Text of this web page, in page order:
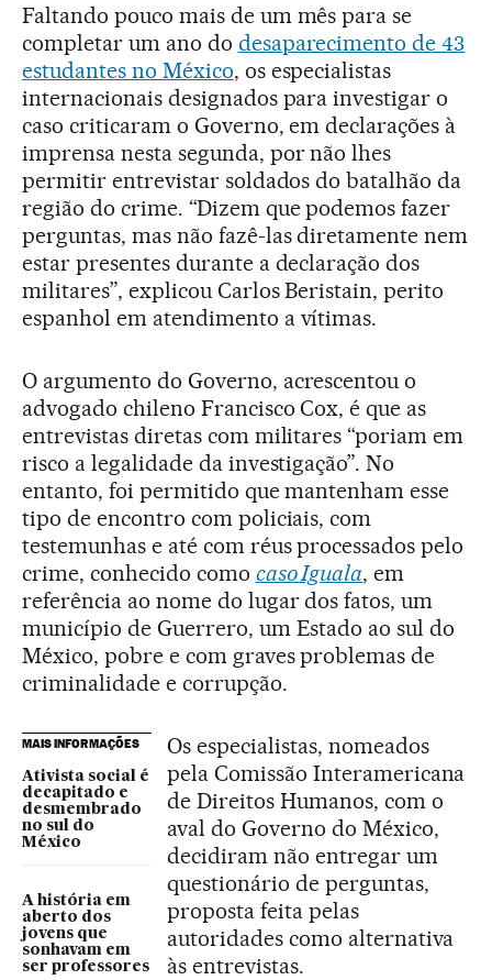
Faltando pouco mais de um mês para se
completar um ano do desaparecimento de 43
estudantes no México, os especialistas
internacionais designados para investigar o
caso criticaram o Governo, em declarações à
imprensa nesta segunda, por não lhes
permitir entrevistar soldados do batalhão da
região do crime. “Dizem que podemos fazer
perguntas, mas não fazê-las diretamente nem
estar presentes durante a declaração dos
militares”, explicou Carlos Beristain, perito
espanhol em atendimento a vítimas.
O argumento do Governo, acrescentou o
advogado chileno Francisco Cox, é que as
entrevistas diretas com militares “poriam em
risco a legalidade da investigação”. No
entanto, foi permitido que mantenham esse
tipo de encontro com policiais, com
testemunhas e até com réus processados pelo
crime, conhecido como caso Iguala, em
referência ao nome do lugar dos fatos, um
município de Guerrero, um Estado ao sul do
México, pobre e com graves problemas de
criminalidade e corrupção.
MAIS INFORMAÇÕES
Ativista social é
decapitado e
desmembrado
no sul do
México
A história em
aberto dos
jovens que
sonhavam em
ser professores
Os especialistas, nomeados
pela Comissão Interamericana
de Direitos Humanos, com o
aval do Governo do México,
decidiram não entregar um
questionário de perguntas,
proposta feita pelas
autoridades como alternativa
às entrevistas.